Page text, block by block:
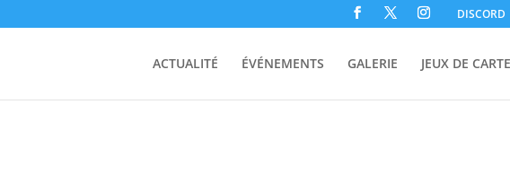
DISCORD
ACTUALITÉ ÉVÉNEMENTS GALERIE JEUX DE